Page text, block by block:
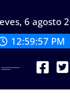
6 agosto
12:59:59 PM